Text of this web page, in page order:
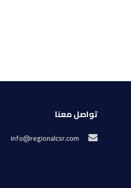
تواصل معنا